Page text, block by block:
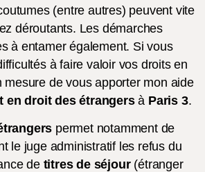
(entre autres) peuvent vite
déroutants. Les démarches
à entamer également. Si vous
à faire valoir vos droits en
mesure de vous apporter mon aide
en droit des étrangersà Paris 3.
permet notamment de
le juge administratif les refus du
de titres de séjour(étranger